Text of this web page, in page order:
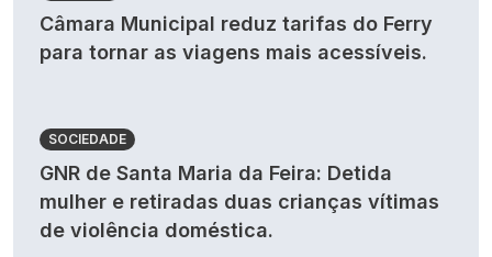
Câmara Municipal reduz tarifas do Ferry
para tornar as viagens mais acessíveis.
SOCIEDADE
GNR de Santa Maria da Feira: Detida
mulher e retiradas duas crianças vítimas
de violência doméstica.